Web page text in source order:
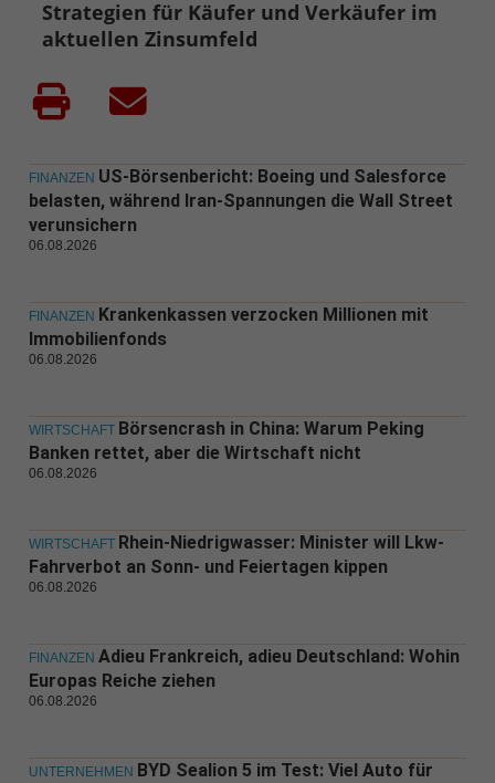
Strategien für Käufer und Verkäufer im
aktuellen Zinsumfeld
FINANZEN US-Börsenbericht: Boeing und Salesforce
belasten, während Iran-Spannungen die Wall Street
verunsichern
06.08.2026
FINANZEN Krankenkassen verzocken Millionen mit
Immobilienfonds
06.08.2026
WIRTSCHAFT Börsencrash in China: Warum Peking
Banken rettet, aber die Wirtschaft nicht
06.08.2026
WIRTSCHAFT Rhein-Niedrigwasser: Minister will Lkw-
Fahrverbot an Sonn- und Feiertagen kippen
06.08.2026
FINANZEN Adieu Frankreich, adieu Deutschland: Wohin
Europas Reiche ziehen
06.08.2026
UNTERNEHMEN BYD Sealion 5 im Test: Viel Auto für